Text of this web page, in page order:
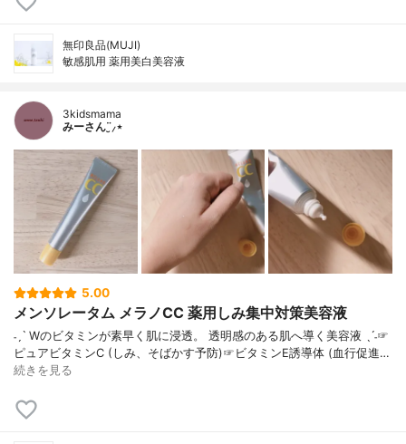
無印良品(MUJI)
敏感肌用 薬用美白美容液
3kidsmama
みーさん¨̮⸝⋆
5.00
メンソレータム メラノCC 薬用しみ集中対策美容液
˗ˏˋ Wのビタミンが素早く肌に浸透。 透明感のある肌へ導く美容液 ˎˊ˗☞
ピュアビタミンC (しみ、そばかす予防)☞ビタミンE誘導体 (血行促進…
続きを見る